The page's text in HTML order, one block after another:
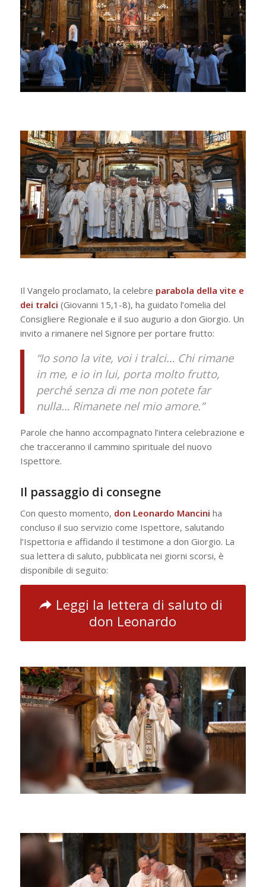
Il Vangelo proclamato, la celebre parabola della vite e
dei tralci (Giovanni 15,1-8), ha guidato l’omelia del
Consigliere Regionale e il suo augurio a don Giorgio. Un
invito a rimanere nel Signore per portare frutto:
“Io sono la vite, voi i tralci… Chi rimane
in me, e io in lui, porta molto frutto,
perché senza di me non potete far
nulla… Rimanete nel mio amore.”
Parole che hanno accompagnato l’intera celebrazione e
che tracceranno il cammino spirituale del nuovo
Ispettore.
Il passaggio di consegne
Con questo momento, don Leonardo Mancini ha
concluso il suo servizio come Ispettore, salutando
l’Ispettoria e affidando il testimone a don Giorgio. La
sua lettera di saluto, pubblicata nei giorni scorsi, è
disponibile di seguito:
Leggi la lettera di saluto di
don Leonardo